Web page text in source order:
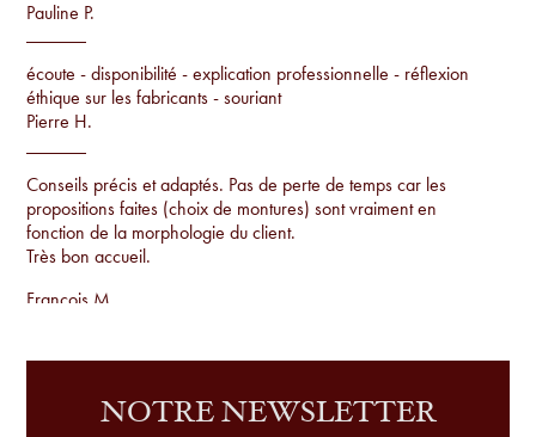
Pauline P.
écoute - disponibilité - explication professionnelle - réflexion
éthique sur les fabricants - souriant
Pierre H.
Conseils précis et adaptés. Pas de perte de temps car les
propositions faites (choix de montures) sont vraiment en
fonction de la morphologie du client.
Très bon accueil.
Francois M.
Conseils par rapport à la morphologie, proposition de
examen de la vue sur place.
NOTRE NEWSLETTER